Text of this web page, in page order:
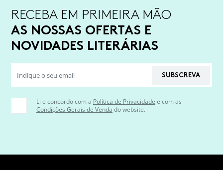
RECEBA EM PRIMEIRA MÃO
AS NOSSAS OFERTAS E
NOVIDADES LITERÁRIAS
SUBSCREVA
Li e concordo com a Política de Privacidade e com as
Condições Gerais de Venda do website.